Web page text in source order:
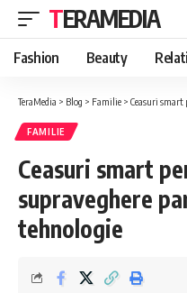
TERAMEDIA
Fashion Beauty
TeraMedia > Blog > Familie > Ceasuri smart
FAMILIE
Ceasuri smart
supraveghere
tehnologie